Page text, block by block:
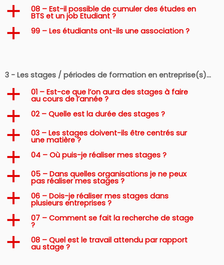
a 08 – Est-il possible de cumuler des études en
BTS et un job Etudiant ?
a 99 – Les étudiants ont-ils une association ?
3 - Les stages / périodes de formation en entreprise(s)…
a 01 – Est-ce que l’on aura des stages à faire
au cours de l’année ?
a 02 – Quelle est la durée des stages ?
a 03 – Les stages doivent-ils être centrés sur
une matière ?
a 04 – Où puis-je réaliser mes stages ?
a 05 – Dans quelles organisations je ne peux
pas réaliser mes stages ?
a 06 – Dois-je réaliser mes stages dans
plusieurs entreprises ?
a 07 – Comment se fait la recherche de stage
?
a 08 – Quel est le travail attendu par rapport
au stage ?